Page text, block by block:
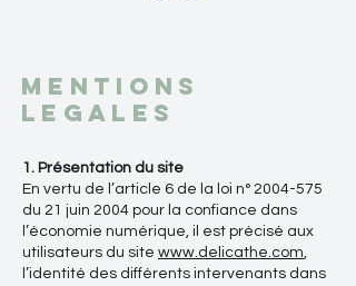
MENTIONS
LEGALES
1. Présentation du site
En vertu de l’article 6 de la loi n° 2004-575
du 21 juin 2004 pour la confiance dans
l’économie numérique, il est précisé aux
utilisateurs du site www.delicathe.com,
l’identité des différents intervenants dans